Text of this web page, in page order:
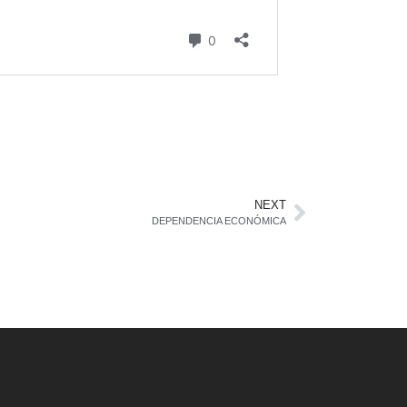
NEXT
DEPENDENCIA ECONÓMICA